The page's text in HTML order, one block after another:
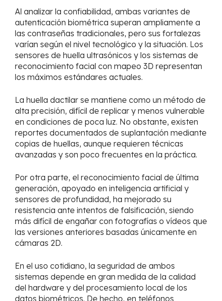
Al analizar la confiabilidad, ambas variantes de
autenticación biométrica superan ampliamente a
las contraseñas tradicionales, pero sus fortalezas
varían según el nivel tecnológico y la situación. Los
sensores de huella ultrasónicos y los sistemas de
reconocimiento facial con mapeo 3D representan
los máximos estándares actuales.
La huella dactilar se mantiene como un método de
alta precisión, difícil de replicar y menos vulnerable
en condiciones de poca luz. No obstante, existen
reportes documentados de suplantación mediante
copias de huellas, aunque requieren técnicas
avanzadas y son poco frecuentes en la práctica.
Por otra parte, el reconocimiento facial de última
generación, apoyado en inteligencia artificial y
sensores de profundidad, ha mejorado su
resistencia ante intentos de falsificación, siendo
más difícil de engañar con fotografías o vídeos que
las versiones anteriores basadas únicamente en
cámaras 2D.
En el uso cotidiano, la seguridad de ambos
sistemas depende en gran medida de la calidad
del hardware y del procesamiento local de los
datos biométricos. De hecho, en teléfonos